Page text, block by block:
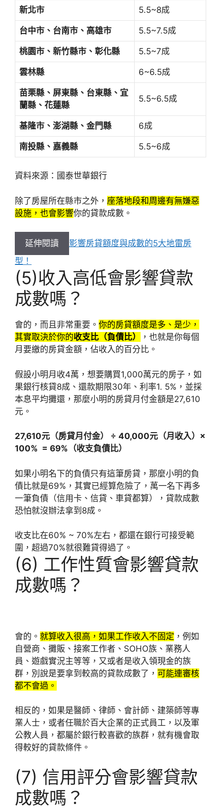
新北市 5.5~8成
台中市、台南市、高雄市 5.5~7.5成
桃園市、新竹縣市、彰化縣 5.5~7成
雲林縣 6~6.5成
苗栗縣、屏東縣、台東縣、宜
蘭縣、花蓮縣
5.5~6.5成
基隆市、澎湖縣、金門縣 6成
南投縣、嘉義縣 5.5~6成
資料來源：國泰世華銀行
除了房屋所在縣市之外， 座落地段和周邊有無嫌惡
設施，也會影響你的貸款成數。
延伸閱讀
影響房貸額度與成數的5大地雷房
型！
(5)收入高低會影響貸款
成數嗎？
會的，而且非常重要。 你的房貸額度是多、是少，
其實取決於你的收支比（負債比）
，也就是你每個
月要繳的房貸金額，佔收入的百分比。
假設小明月收4萬，想要購買1,000萬元的房子，如
果銀行核貸8成、還款期限30年、利率1. 5%，並採
本息平均攤還，那麼小明的房貸月付金額是27,610
元。
27,610元（房貸月付金） ÷ 40,000元（月收入）×
100% = 69%（收支負債比）
如果小明名下的負債只有這筆房貸，那麼小明的負
債比就是69%，其實已經算危險了，萬一名下再多
一筆負債（信用卡、信貸、車貸都算），貸款成數
恐怕就沒辦法拿到8成。
收支比在60% ~ 70%左右，都還在銀行可接受範
圍，超過70%就很難貸得過了。
(6) 工作性質會影響貸款
成數嗎？
會的。 就算收入很高，如果工作收入不固定 ，例如
自營商、攤販、接案工作者、SOHO族、業務人
員、遊戲實況主等等，又或者是收入領現金的族
群，別說是要拿到較高的貸款成數了， 可能連審核
都不會過。
相反的，如果是醫師、律師、會計師、建築師等專
業人士，或者任職於百大企業的正式員工，以及軍
公教人員，都屬於銀行較喜歡的族群，就有機會取
得較好的貸款條件。
(7) 信用評分會影響貸款
成數嗎？